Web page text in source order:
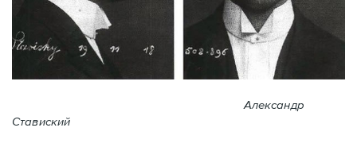
Александр
Ставиский